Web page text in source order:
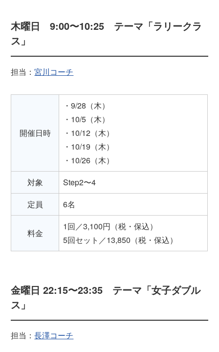
木曜日 9:00〜10:25 テーマ「ラリークラ
ス」
担当：宮川コーチ
開催日時
・9/28（木）
・10/5（木）
・10/12（木）
・10/19（木）
・10/26（木）
対象
Step2〜4
定員
6名
料金
1回／3,100円（税・保込）
5回セット／13,850（税・保込）
金曜日 22:15〜23:35 テーマ「女子ダブル
ス」
担当：長澤コーチ